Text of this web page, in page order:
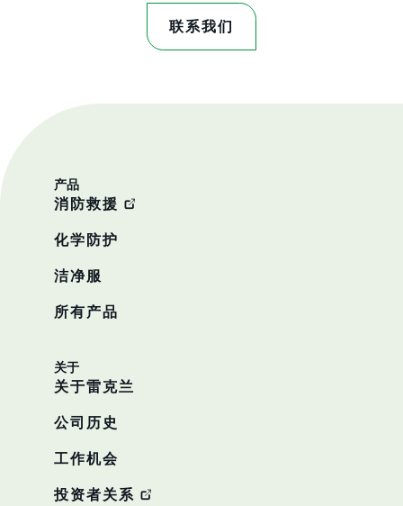
联系我们
产品
消防救援
化学防护
洁净服
所有产品
关于
关于雷克兰
公司历史
工作机会
投资者关系